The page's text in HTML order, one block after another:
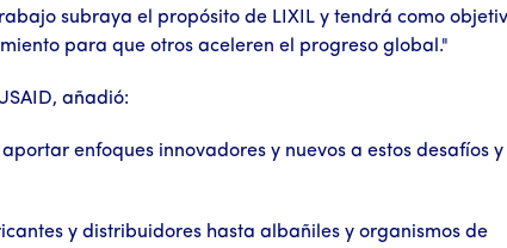
subraya el propósito de LIXIL y tendrá como
para que otros aceleren el progreso global."
añadió:
enfoques innovadores y nuevos a estos desafíos y
y distribuidores hasta albañiles y organismos de